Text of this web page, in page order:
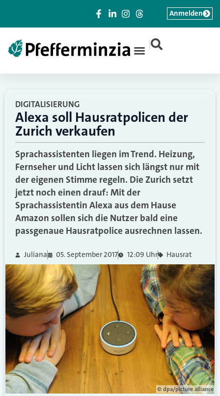
|
Anmelden
DIGITALISIERUNG
Alexa soll Hausratpolicen der
Zurich verkaufen
Sprachassistenten liegen im Trend. Heizung,
Fernseher und Licht lassen sich längst nur mit
der eigenen Stimme regeln. Die Zurich setzt
jetzt noch einen drauf: Mit der
Sprachassistentin Alexa aus dem Hause
Amazon sollen sich die Nutzer bald eine
passgenaue Hausratpolice ausrechnen lassen.
Juliana 05. September 2017 12:09 Uhr Hausrat
© dpa/picture alliance